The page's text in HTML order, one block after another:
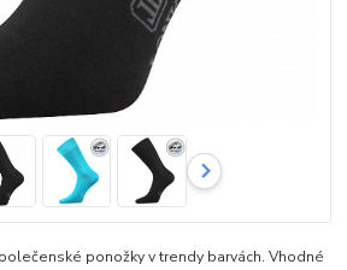
ponožky v trendy barvách. Vhodné